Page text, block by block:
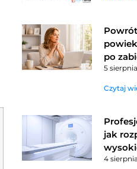
po
5
Czytaj
jak
4